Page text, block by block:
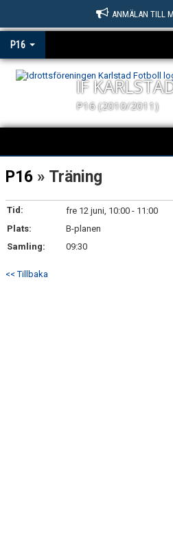
ANMÄLAN TILL
P16
IF
P16 (2010/2011)
KARLSTAD FOTBOLL P16
NYHETER
KALENDER
P16 » Träning
Tid:
fre 12 juni, 10:00 - 11:00
Plats:
B-planen
Samling:
09:30
<< Tillbaka